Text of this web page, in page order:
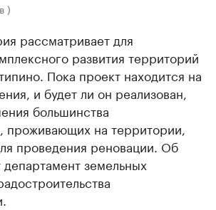
)
рассматривает для
развития территорий
Пока проект находится на
и будет ли он реализован,
большинства
проживающих на территории,
проведения реновации. Об
земельных